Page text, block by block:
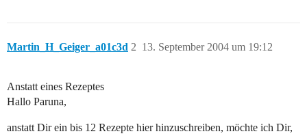
Martin_H_Geiger_a01c3d 13. September 2004 um 19:12
2
Anstatt eines Rezeptes
Hallo Paruna,
anstatt Dir ein bis 12 Rezepte hier hinzuschreiben, möchte ich Dir,